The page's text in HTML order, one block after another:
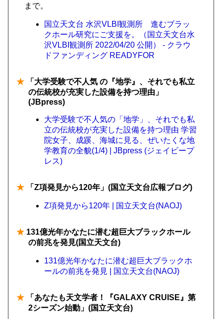
まで。
国立天文台 水沢VLBI観測所 進むブラッ
クホール研究にご支援を。（国立天文台水
沢VLBI観測所 2022/04/20 公開） - クラウ
ドファンディング READYFOR
★ 「大学受験で不人気 の『地学』、それでも私立
の伝統校が充実した設備を持つ理由」
(JBpress)
大学受験で不人気の「地学」、それでも私
立の伝統校が充実した設備を持つ理由 学習
院女子、成蹊、海城に見る、ぜいたくな地
学教育の全貌(1/4) | JBpress (ジェイビープ
レス)
★ 「Z項発見から120年」(国立天文台広報ブログ)
Z項発見から120年 | 国立天文台(NAOJ)
★ 131億光年かなたに潜む超巨大ブラックホール
の前兆を発見(国立天文台)
131億光年かなたに潜む超巨大ブラックホ
ールの前兆を発見 | 国立天文台(NAOJ)
★ 「あなたも天文学者！『GALAXY CRUISE』第
2シーズン始動」(国立天文台)